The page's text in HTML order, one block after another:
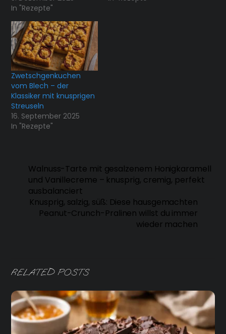
In "Rezepte"
Zwetschgenkuchen
vom Blech – der
Klassiker mit knusprigen
Streuseln
16. September 2025
In "Rezepte"
Walnuss-Tarte mit gesalzenem Honigkaramell
und Vanillecreme – knusprig, cremig, perfekt
ausbalanciert
Knusprig, salzig, süß: Diese hausgemachten
Peanut-Crunch-Pralinen willst du immer
wieder machen
RELATED POSTS